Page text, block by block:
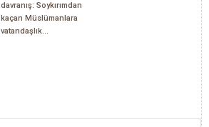
davranış: Soykırımdan
kaçan Müslümanlara
vatandaşlık...